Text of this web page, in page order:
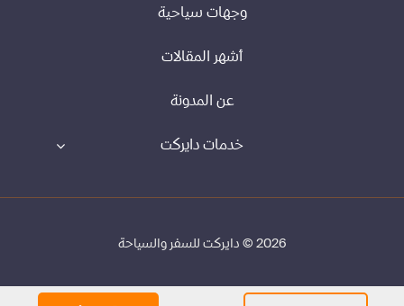
وجهات سياحية
أشهر المقالات
عن المدونة
خدمات دايركت
2026 © دايركت للسفر والسياحة